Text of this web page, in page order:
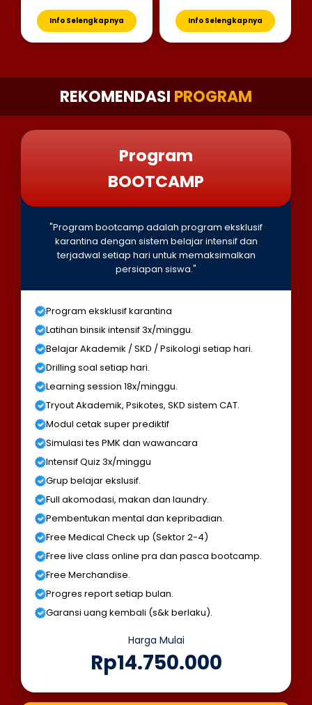
Info Selengkapnya Info Selengkapnya
REKOMENDASI PROGRAM
Program
BOOTCAMP
"Program bootcamp adalah program eksklusif
karantina dengan sistem belajar intensif dan
terjadwal setiap hari untuk memaksimalkan
persiapan siswa."
Program eksklusif karantina
Latihan binsik intensif 3x/minggu.
Belajar Akademik / SKD / Psikologi setiap hari.
Drilling soal setiap hari.
Learning session 18x/minggu.
Tryout Akademik, Psikotes, SKD sistem CAT.
Modul cetak super prediktif
Simulasi tes PMK dan wawancara
Intensif Quiz 3x/minggu
Grup belajar ekslusif.
Full akomodasi, makan dan laundry.
Pembentukan mental dan kepribadian.
Free Medical Check up (Sektor 2-4)
Free live class online pra dan pasca bootcamp.
Free Merchandise.
Progres report setiap bulan.
Garansi uang kembali (s&k berlaku).
Harga Mulai
Rp14.750.000